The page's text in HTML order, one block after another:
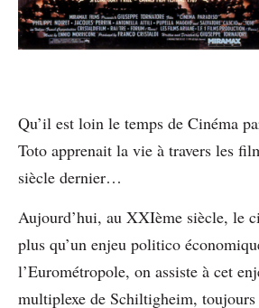
Qu’il est loin le temps de Cinéma
Toto apprenait la vie à travers les
siècle dernier…
Aujourd’hui, au XXIème siècle, le
plus qu’un enjeu politico
l’Eurométropole, on assiste à cet
multiplexe de Schiltigheim, toujours